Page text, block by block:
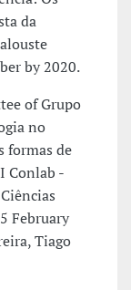
da
by 2020.
of Grupo
no
formas de
Conlab -
February
Tiago